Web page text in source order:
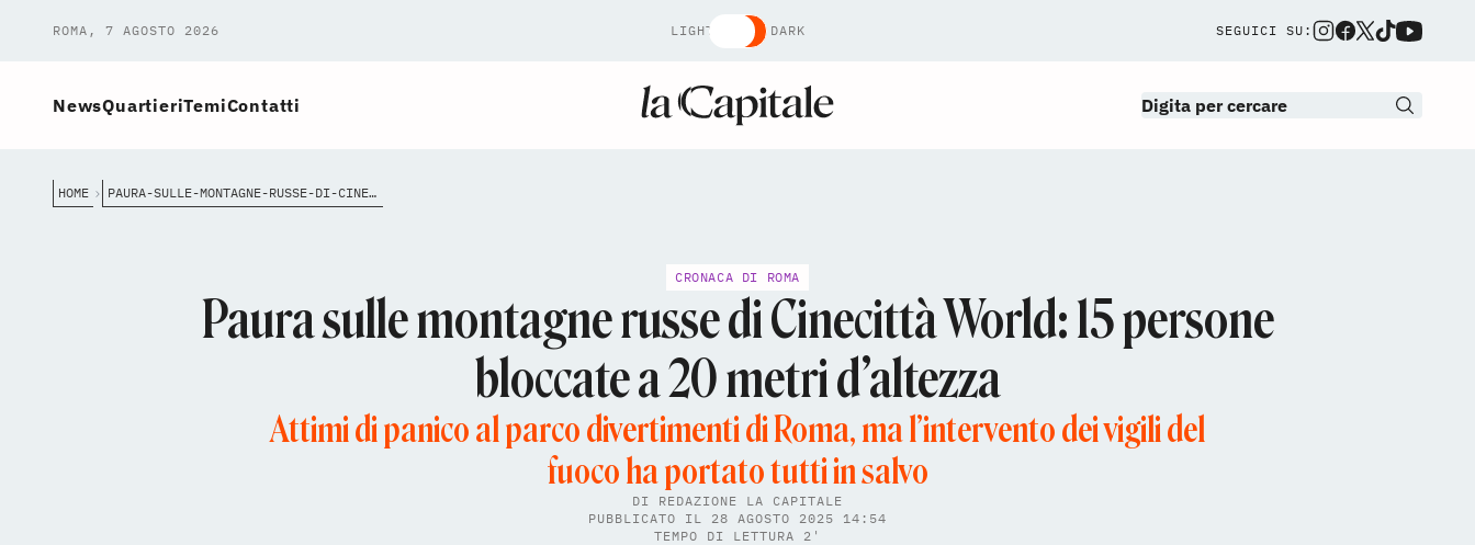
ROMA, 7 AGOSTO 2026 LIGHT DARK SEGUICI SU:
NewsQuartieriTemiContatti
HOME PAURA-SULLE-MONTAGNE-RUSSE-DI-CINECITT%C3%A0-WORLD-15-PERSONE-BLOCCATE-A-20-METRI-DALTEZZA
CRONACA DI ROMA
Paura sulle montagne russe di Cinecittà World: 15 persone
bloccate a 20 metri d’altezza
Attimi di panico al parco divertimenti di Roma, ma l’intervento dei vigili del
fuoco ha portato tutti in salvo
DI REDAZIONE LA CAPITALE
PUBBLICATO IL 28 AGOSTO 2025 14:54
TEMPO DI LETTURA 2'